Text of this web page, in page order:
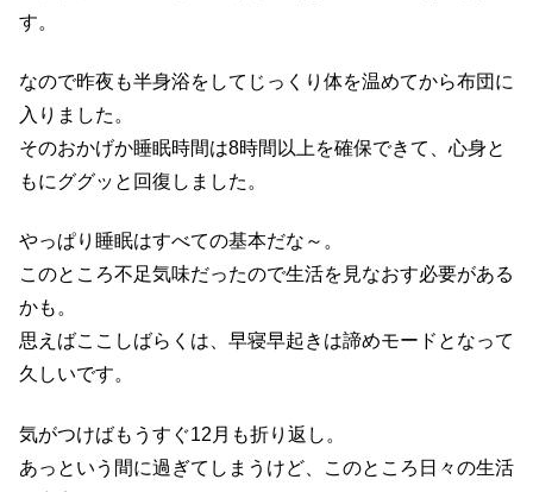
す。
なので昨夜も半身浴をしてじっくり体を温めてから布団に
入りました。
そのおかげか睡眠時間は8時間以上を確保できて、心身と
もにググッと回復しました。
やっぱり睡眠はすべての基本だな～。
このところ不足気味だったので生活を見なおす必要がある
かも。
思えばここしばらくは、早寝早起きは諦めモードとなって
久しいです。
気がつけばもうすぐ12月も折り返し。
あっという間に過ぎてしまうけど、このところ日々の生活